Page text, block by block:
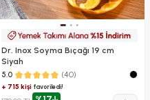
Dr. Inox Soyma Bıçağı 19 cm
Siyah
5.0 (40)
+ 715 kişifavoriledi!